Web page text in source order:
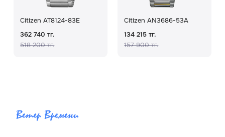
Citizen AT8124-83E
362 740 тг.
518 200 тг.
Citizen AN3686-53A
134 215 тг.
157 900 тг.